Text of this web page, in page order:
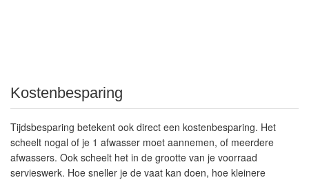
Kostenbesparing
Tijdsbesparing betekent ook direct een kostenbesparing. Het
scheelt nogal of je 1 afwasser moet aannemen, of meerdere
afwassers. Ook scheelt het in de grootte van je voorraad
servieswerk. Hoe sneller je de vaat kan doen, hoe kleinere